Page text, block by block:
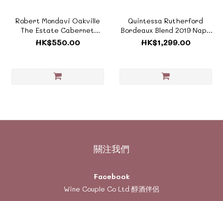
Robert Mondavi Oakville
The Estate Cabernet
Sauvignon
2021《ZTUS015A》
HK$550.00
Quintessa Rutherford
Bordeaux Blend 2019 Napa
Valley 昆塔沙酒莊 納帕谷
《ZTUS04A》
HK$1,299.00
關注我們
Facebook
Wine Couple Co Ltd 醇酒伴侶